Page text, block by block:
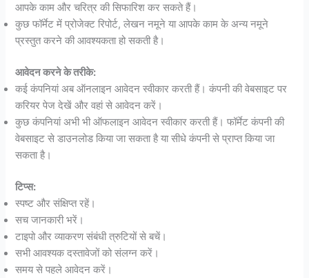
आपके काम और चरित्र की सिफारिश कर सकते हैं।
कुछ फॉर्मेट में प्रोजेक्ट रिपोर्ट, लेखन नमूने या आपके काम के अन्य नमूने
प्रस्तुत करने की आवश्यकता हो सकती है।
आवेदन करने के तरीके:
कई कंपनियां अब ऑनलाइन आवेदन स्वीकार करती हैं। कंपनी की वेबसाइट पर
करियर पेज देखें और वहां से आवेदन करें।
कुछ कंपनियां अभी भी ऑफलाइन आवेदन स्वीकार करती हैं। फॉर्मेट कंपनी की
वेबसाइट से डाउनलोड किया जा सकता है या सीधे कंपनी से प्राप्त किया जा
सकता है।
टिप्स:
स्पष्ट और संक्षिप्त रहें।
सच जानकारी भरें।
टाइपो और व्याकरण संबंधी त्रुटियों से बचें।
सभी आवश्यक दस्तावेजों को संलग्न करें।
समय से पहले आवेदन करें।